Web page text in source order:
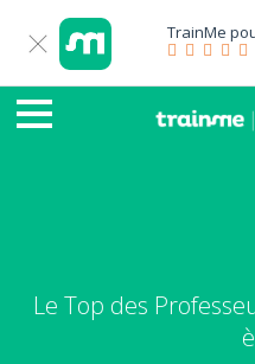
TrainMe
Le Top des